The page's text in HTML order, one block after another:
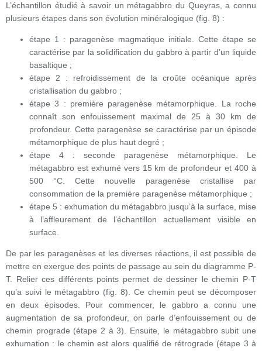
L’échantillon étudié à savoir un métagabbro du Queyras, a connu
plusieurs étapes dans son évolution minéralogique (fig. 8) :
étape 1 : paragenèse magmatique initiale. Cette étape se
caractérise par la solidification du gabbro à partir d’un liquide
basaltique ;
étape 2 : refroidissement de la croûte océanique après
cristallisation du gabbro ;
étape 3 : première paragenèse métamorphique. La roche
connaît son enfouissement maximal de 25 à 30 km de
profondeur. Cette paragenèse se caractérise par un épisode
métamorphique de plus haut degré ;
étape 4 : seconde paragenèse métamorphique. Le
métagabbro est exhumé vers 15 km de profondeur et 400 à
500 °C. Cette nouvelle paragenèse cristallise par
consommation de la première paragenèse métamorphique ;
étape 5 : exhumation du métagabbro jusqu’à la surface, mise
à l’affleurement de l’échantillon actuellement visible en
surface.
De par les paragenèses et les diverses réactions, il est possible de
mettre en exergue des points de passage au sein du diagramme P-
T. Relier ces différents points permet de dessiner le chemin P-T
qu’a suivi le métagabbro (fig. 8). Ce chemin peut se décomposer
en deux épisodes. Pour commencer, le gabbro a connu une
augmentation de sa profondeur, on parle d’enfouissement ou de
chemin prograde (étape 2 à 3). Ensuite, le métagabbro subit une
exhumation : le chemin est alors qualifié de rétrograde (étape 3 à